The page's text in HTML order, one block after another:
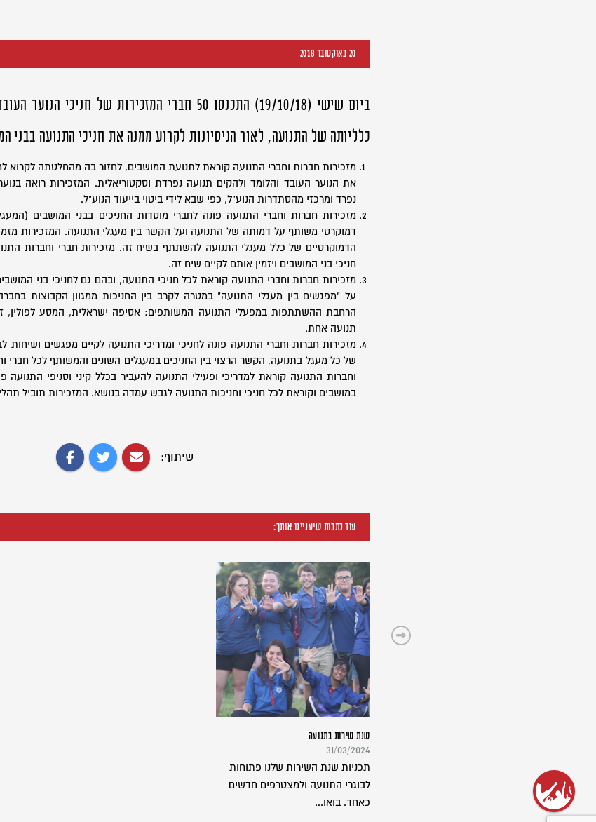
20 באוקטובר 2018
ביום שישי (19/10/18) התכנסו 50 חברי המזכירות של
כלליותה של התנועה, לאור הניסיונות לקרוע ממנה את חניכי התנועה בבני
מזכירות חברות וחברי התנועה קוראת לתנועת המושבים, לחזור בה מהחלטתה לקרוא
את הנוער העובד והלומד ולהקים תנועה נפרדת וסקטוריאלית. המזכירות רואה
נפרד ומרכזי מהסתדרות הנוע"ל, כפי שבא לידי ביטוי בייעוד הנוע"ל.
מזכירות חברות וחברי התנועה פונה לחברי מוסדות החניכים בבני המושבים
דמוקרטי משותף על דמותה של התנועה ועל הקשר בין מעגלי התנועה. המזכירות
הדמוקרטיים של כלל מעגלי התנועה להשתתף בשיח זה. מזכירות חברי וחברות
חניכי בני המושבים ויזמין אותם לקיים שיח זה.
מזכירות חברות וחברי התנועה קוראת לכל חניכי התנועה, ובהם גם לחניכי בני
על "מפגשים בין מעגלי התנועה" במטרה לקרב בין החניכות ממגוון הקבוצות
הרחבת ההשתתפות במפעלי התנועה המשותפים: אסיפה ישראלית, המסע לפולין,
תנועה אחת.
מזכירות חברות וחברי התנועה פונה לחניכי ומדריכי התנועה לקיים מפגשים ושיחות
של כל מעגל בתנועה, הקשר הרצוי בין החניכים במעגלים השונים והמשותף לכל חברי
וחברות התנועה קוראת למדריכי ופעילי התנועה להעביר בכלל קיני וסניפי התנועה
במושבים וקוראת לכל חניכי וחניכות התנועה לגבש עמדה בנושא. המזכירות תוביל
שיתוף:
עוד כתבות שיעניינו אותך:
שנת שירות בתנועה
31/03/2024
תכניות שנת השירות שלנו פתוחות
לבוגרי התנועה ולמצטרפים חדשים
כאחד. בואו...